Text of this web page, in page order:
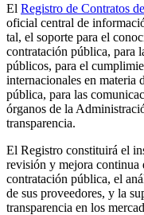
El Registro de Contratos
oficial central de
tal, el soporte para el
contratación pública, para
públicos, para el
internacionales en materia
pública, para las
órganos de la
transparencia.
El Registro constituirá el
revisión y mejora continua
contratación pública, el
de sus proveedores, y la
transparencia en los